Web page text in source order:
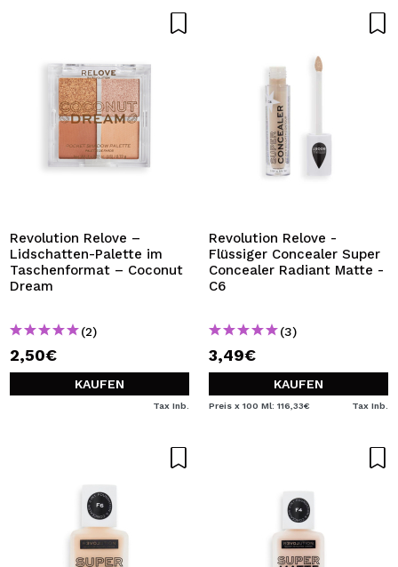
Revolution Relove –
Lidschatten-Palette im
Taschenformat – Coconut
Dream
(2)
2,50€
KAUFEN
Tax Inb.
Revolution Relove -
Flüssiger Concealer Super
Concealer Radiant Matte -
C6
(3)
3,49€
KAUFEN
Preis x 100 Ml: 116,33€ Tax Inb.